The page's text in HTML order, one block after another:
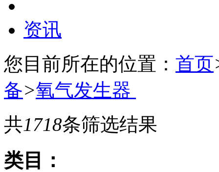
资讯
您目前所在的位置： 首页
备>氧气发生器
共1718条筛选结果
类目：